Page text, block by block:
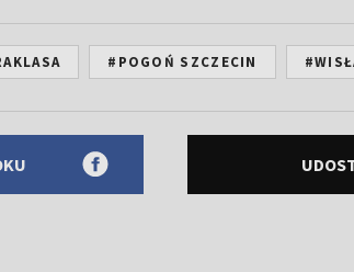
#POGOŃ SZCZECIN